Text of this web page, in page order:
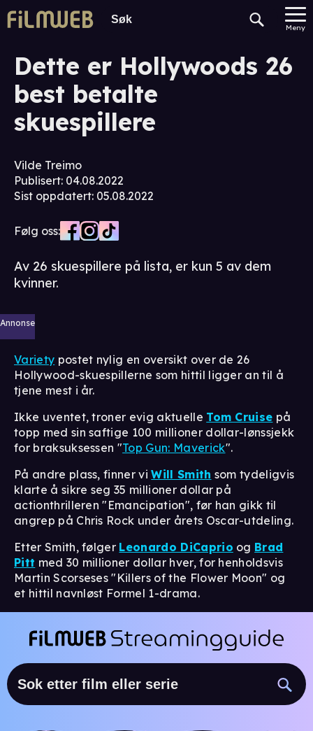
Meny
Dette er Hollywoods 26
best betalte
skuespillere
Vilde Treimo
Publisert: 04.08.2022
Sist oppdatert: 05.08.2022
Følg oss:
Av 26 skuespillere på lista, er kun 5 av dem
kvinner.
Annonse
Variety postet nylig en oversikt over de 26
Hollywood-skuespillerne som hittil ligger an til å
tjene mest i år.
Ikke uventet, troner evig aktuelle Tom Cruise på
topp med sin saftige 100 millioner dollar-lønssjekk
for braksuksessen "Top Gun: Maverick".
På andre plass, finner viWill Smith som tydeligvis
klarte å sikre seg 35 millioner dollar på
actionthrilleren "Emancipation", før han gikk til
angrep på Chris Rock under årets Oscar-utdeling.
Etter Smith, følger Leonardo DiCaprio og Brad
Pitt med 30 millioner dollar hver, for henholdsvis
Martin Scorseses "Killers of the Flower Moon" og
et hittil navnløst Formel 1-drama.